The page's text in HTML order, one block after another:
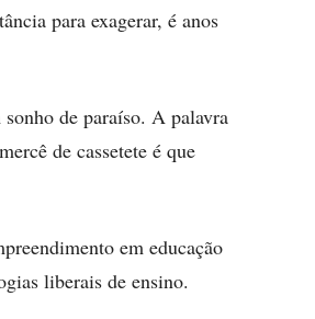
para exagerar, é anos
de paraíso. A palavra
de cassetete é que
em educação
liberais de ensino.